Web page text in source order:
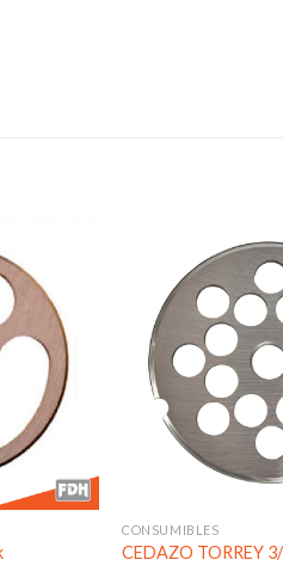
Añadir
a la
lista de
deseos
CONSUMIBLES
CEDAZO TORREY